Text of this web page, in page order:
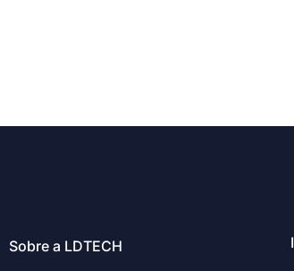
Sobre a LDTECH